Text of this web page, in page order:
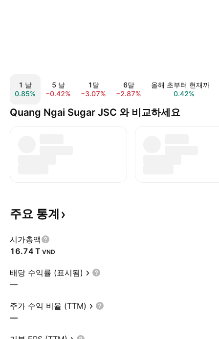
1 날
0.85%
5 날
−0.42%
1달
−3.07%
6달
−2.87%
올해 초부터 현재까지
0.42%
Quang Ngai Sugar JSC 와 비교하세요
주요 통계
시가총액
‪16.74 T‬ VND
배당 수익률 (표시됨)
—
주가 수익 비율 (TTM)
—